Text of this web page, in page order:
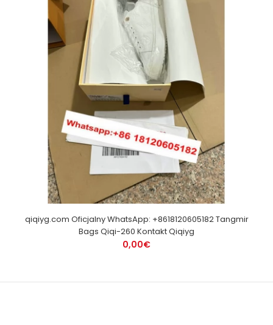
qiqiyg.com Oficjalny WhatsApp: +8618120605182 Tangmir
Bags Qiqi-260 Kontakt Qiqiyg
0,00€